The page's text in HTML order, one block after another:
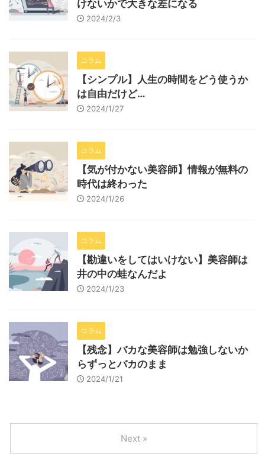
けないかで大きな差になる
2024/2/3
コラム
【シンプル】人生の時間をどう使うか
は自由だけど…
2024/1/27
コラム
【気が付かない美容師】情報が無料の
時代は終わった
2024/1/26
コラム
【勘違いをしてはいけない】美容師は
井の中の蛙なんだよ
2024/1/23
コラム
【残念】バカな美容師は勉強しないか
らずっとバカのまま
2024/1/21
Next »